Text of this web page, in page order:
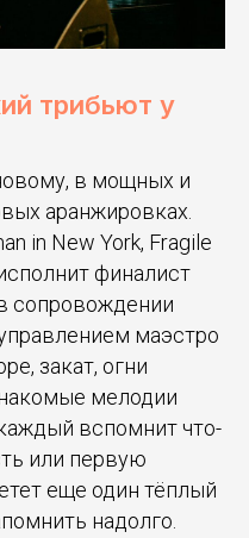
трибьют у
в мощных и
аранжировках.
in New York, Fragile
финалист
сопровождении
маэстро
закат, огни
мелодии
вспомнит что-
или первую
еще один тёплый
надолго.